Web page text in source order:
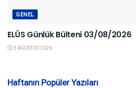
GENEL
ELÜS Günlük Bülteni 03/08/2026
3 AĞUSTOS 2026
Haftanın Popüler Yazıları